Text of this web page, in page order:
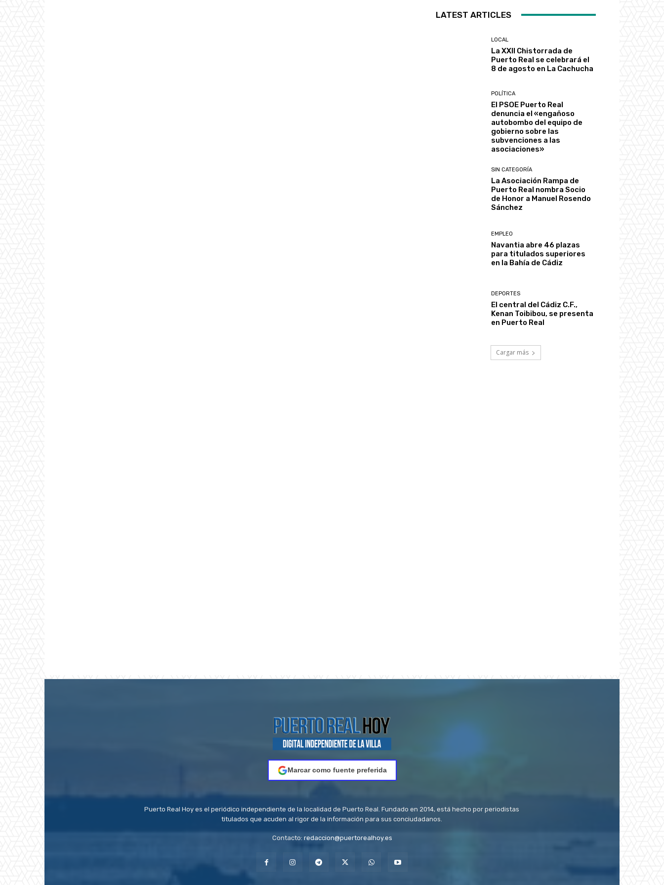
LATEST ARTICLES
LOCAL
La XXII Chistorrada de
Puerto Real se celebrará el
8 de agosto en La Cachucha
POLÍTICA
El PSOE Puerto Real
denuncia el «engañoso
autobombo del equipo de
gobierno sobre las
subvenciones a las
asociaciones»
SIN CATEGORÍA
La Asociación Rampa de
Puerto Real nombra Socio
de Honor a Manuel Rosendo
Sánchez
EMPLEO
Navantia abre 46 plazas
para titulados superiores
en la Bahía de Cádiz
DEPORTES
El central del Cádiz C.F.,
Kenan Toibibou, se presenta
en Puerto Real
Cargar más
Marcar como fuente preferida
Puerto Real Hoy es el periódico independiente de la localidad de Puerto Real. Fundado en 2014, está hecho por periodistas
titulados que acuden al rigor de la información para sus conciudadanos.
Contacto: redaccion@puertorealhoy.es